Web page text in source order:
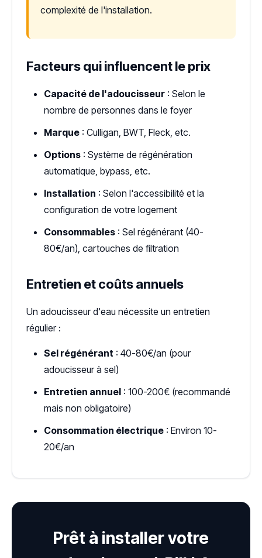
complexité de l'installation.
Facteurs qui influencent le prix
Capacité de l'adoucisseur : Selon le
nombre de personnes dans le foyer
Marque : Culligan, BWT, Fleck, etc.
Options : Système de régénération
automatique, bypass, etc.
Installation : Selon l'accessibilité et la
configuration de votre logement
Consommables : Sel régénérant (40-
80€/an), cartouches de filtration
Entretien et coûts annuels
Un adoucisseur d'eau nécessite un entretien
régulier :
Sel régénérant : 40-80€/an (pour
adoucisseur à sel)
Entretien annuel : 100-200€ (recommandé
mais non obligatoire)
Consommation électrique : Environ 10-
20€/an
Prêt à installer votre